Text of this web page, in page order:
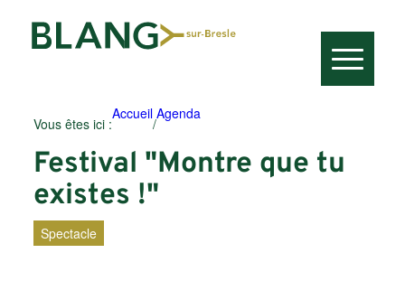
Vous êtes ici :
Accueil
/
Agenda
Festival "Montre que tu
existes !"
Spectacle